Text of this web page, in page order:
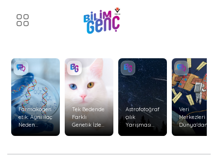
Farmakogen
etik: Aynı İlaç
Neden
?
Tek Bedende
Farklı
Genetik İzler:
Kimerizm
Astrofotoğraf
çılık
Yarışması
Veri
Merkezleri
Dünya'dan